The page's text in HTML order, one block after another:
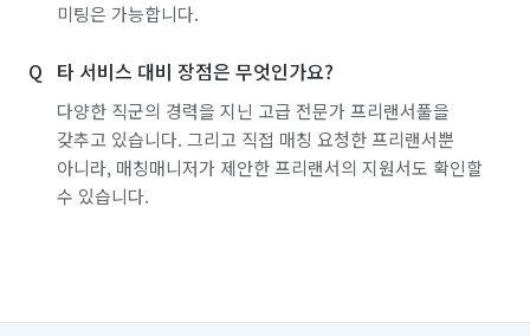
미팅은 가능합니다.
타 서비스 대비 장점은 무엇인가요?
다양한 직군의 경력을 지닌 고급 전문가 프리랜서풀을
갖추고 있습니다. 그리고 직접 매칭 요청한 프리랜서뿐
아니라, 매칭매니저가 제안한 프리랜서의 지원서도 확인할
수 있습니다.